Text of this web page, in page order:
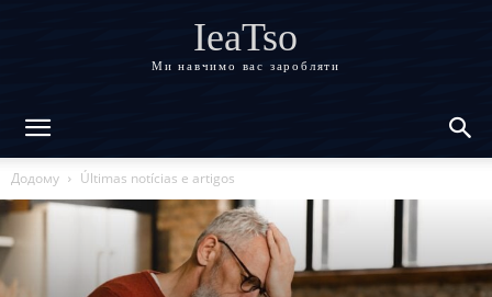
IeaTso
Ми навчимо вас заробляти
Додому Últimas notícias e artigos